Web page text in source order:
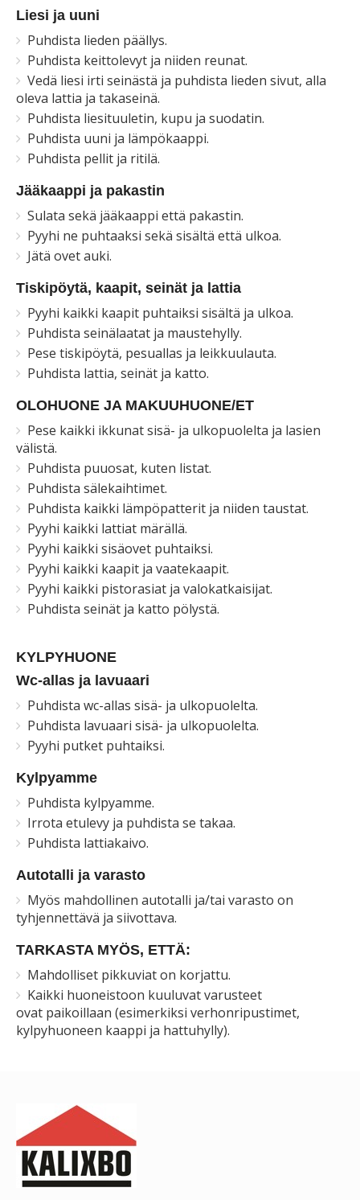
Liesi ja uuni
Puhdista lieden päällys.
Puhdista keittolevyt ja niiden reunat.
Vedä liesi irti seinästä ja puhdista lieden sivut, alla
oleva lattia ja takaseinä.
Puhdista liesituuletin, kupu ja suodatin.
Puhdista uuni ja lämpökaappi.
Puhdista pellit ja ritilä.
Jääkaappi ja pakastin
Sulata sekä jääkaappi että pakastin.
Pyyhi ne puhtaaksi sekä sisältä että ulkoa.
Jätä ovet auki.
Tiskipöytä, kaapit, seinät ja lattia
Pyyhi kaikki kaapit puhtaiksi sisältä ja ulkoa.
Puhdista seinälaatat ja maustehylly.
Pese tiskipöytä, pesuallas ja leikkuulauta.
Puhdista lattia, seinät ja katto.
OLOHUONE JA MAKUUHUONE/ET
Pese kaikki ikkunat sisä- ja ulkopuolelta ja lasien
välistä.
Puhdista puuosat, kuten listat.
Puhdista sälekaihtimet.
Puhdista kaikki lämpöpatterit ja niiden taustat.
Pyyhi kaikki lattiat märällä.
Pyyhi kaikki sisäovet puhtaiksi.
Pyyhi kaikki kaapit ja vaatekaapit.
Pyyhi kaikki pistorasiat ja valokatkaisijat.
Puhdista seinät ja katto pölystä.
KYLPYHUONE
Wc-allas ja lavuaari
Puhdista wc-allas sisä- ja ulkopuolelta.
Puhdista lavuaari sisä- ja ulkopuolelta.
Pyyhi putket puhtaiksi.
Kylpyamme
Puhdista kylpyamme.
Irrota etulevy ja puhdista se takaa.
Puhdista lattiakaivo.
Autotalli ja varasto
Myös mahdollinen autotalli ja/tai varasto on
tyhjennettävä ja siivottava.
TARKASTA MYÖS, ETTÄ:
Mahdolliset pikkuviat on korjattu.
Kaikki huoneistoon kuuluvat varusteet
ovat paikoillaan (esimerkiksi verhonripustimet,
kylpyhuoneen kaappi ja hattuhylly).